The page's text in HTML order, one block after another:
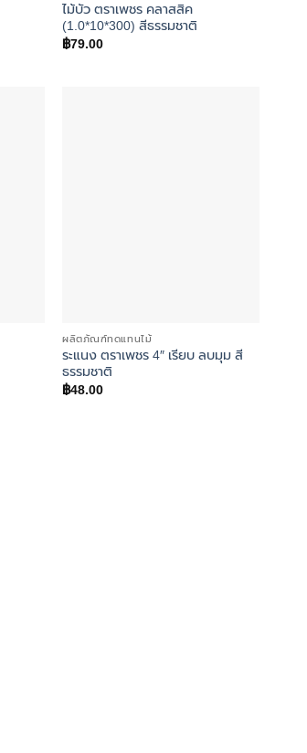
ไม้บัว ตราเพชร คลาสสิค
(1.0*10*300) สีธรรมชาติ
฿79.00
ผลิตภัณฑ์ทดแทนไม้
ระแนง ตราเพชร 4″ เรียบ ลบมุม สี
ธรรมชาติ
฿48.00